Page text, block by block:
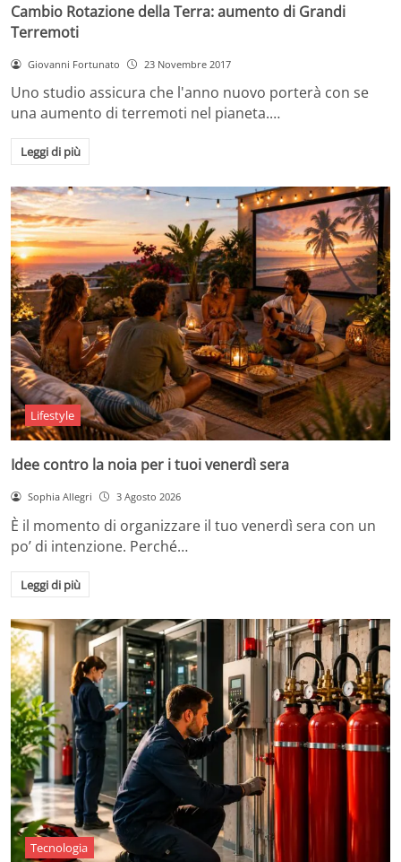
Cambio Rotazione della Terra: aumento di Grandi
Terremoti
Giovanni Fortunato 23 Novembre 2017
Uno studio assicura che l'anno nuovo porterà con se
una aumento di terremoti nel pianeta.…
Leggi di più
Lifestyle
Idee contro la noia per i tuoi venerdì sera
Sophia Allegri 3 Agosto 2026
È il momento di organizzare il tuo venerdì sera con un
po’ di intenzione. Perché…
Leggi di più
Tecnologia